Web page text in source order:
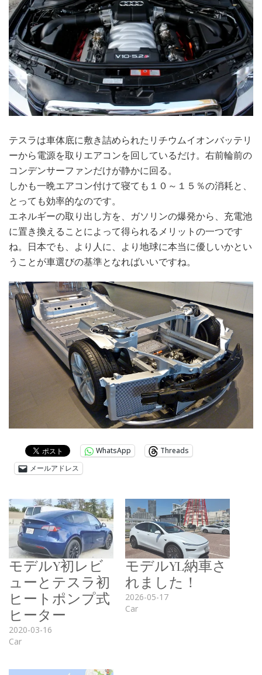
テスラは車体底に敷き詰められたリチウムイオンバッテリ
ーから電源を取りエアコンを回しているだけ。右前輪前の
コンデンサーファンだけが静かに回る。
しかも一晩エアコン付けて寝ても１０～１５％の消耗と、
とっても効率的なのです。
エネルギーの取り出し方を、ガソリンの爆発から、充電池
に置き換えることによって得られるメリットの一つです
ね。日本でも、より人に、より地球に本当に優しいかとい
うことが車選びの基準となればいいですね。
WhatsApp
Threads
メールアドレス
モデルY初レビ
ューとテスラ初
ヒートポンプ式
ヒーター
2020-03-16
Car
モデルYL納車さ
れました！
2026-05-17
Car